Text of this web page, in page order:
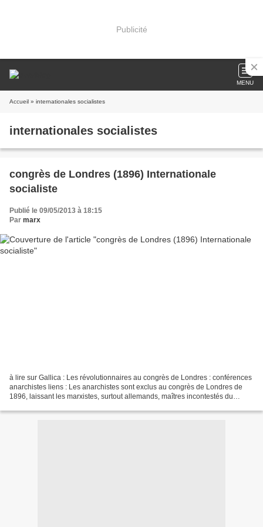
Publicité
MENU
Accueil » internationales socialistes
internationales socialistes
congrès de Londres (1896) Internationale
socialiste
Publié le 09/05/2013 à 18:15
Par marx
à lire sur Gallica : Les révolutionnaires au congrès de Londres : conférences
anarchistes liens : Les anarchistes sont exclus au congrès de Londres de
1896, laissant les marxistes, surtout allemands, maîtres incontestés du